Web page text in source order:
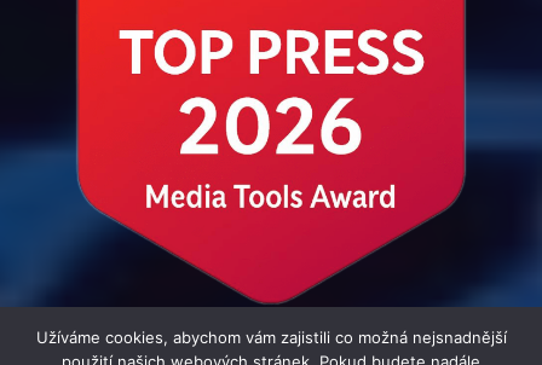
Užíváme cookies, abychom vám zajistili co možná nejsnadnější